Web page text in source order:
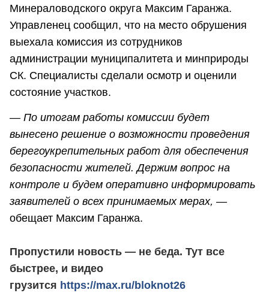
Минераловодского округа Максим Гаранжа.
Управленец сообщил, что на место обрушения
выехала комиссия из сотрудников
администрации муниципалитета и минприроды
СК. Специалисты сделали осмотр и оценили
состояние участков.
— По итогам работы комиссии будет
вынесено решение о возможности проведения
берегоукрепительных работ для обеспечения
безопасности жителей. Держим вопрос на
контроле и будем оперативно информировать
заявителей о всех принимаемых мерах, —
обещает Максим Гаранжа.
Пропустили новость — не беда. Тут все
быстрее, и видео
грузится https://max.ru/bloknot26